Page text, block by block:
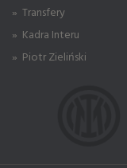
» Transfery
» Kadra Interu
» Piotr Zieliński